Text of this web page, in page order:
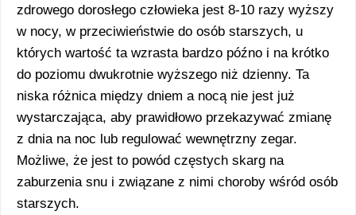
zdrowego dorosłego człowieka jest 8-10 razy wyższy
w nocy, w przeciwieństwie do osób starszych, u
których wartość ta wzrasta bardzo późno i na krótko
do poziomu dwukrotnie wyższego niż dzienny. Ta
niska różnica między dniem a nocą nie jest już
wystarczająca, aby prawidłowo przekazywać zmianę
z dnia na noc lub regulować wewnętrzny zegar.
Możliwe, że jest to powód częstych skarg na
zaburzenia snu i związane z nimi choroby wśród osób
starszych.